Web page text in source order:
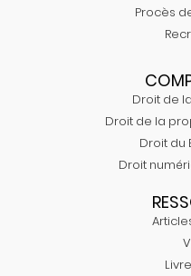
Procès
Droit de
Droit de la
Droit du
Droit